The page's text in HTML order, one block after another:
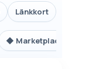
Länkkort
◆ Marketplace.se